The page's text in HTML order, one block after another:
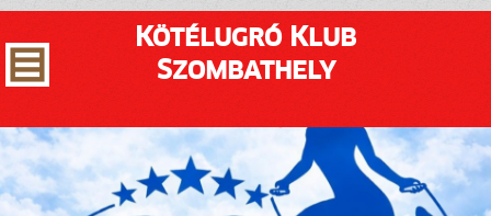
Kötélugró Klub
Szombathely